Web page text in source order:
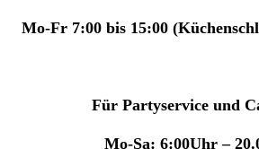
Mo-Fr 7:00 bis 15:00
Für Partyservice und
Mo-Sa: 6:00Uhr –